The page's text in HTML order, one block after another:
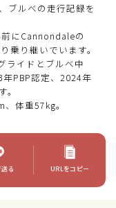
ブルべの走行記録を
にCannondaleの
乗り継いでいます。
ライドとブルベ中
PBP認定、2024年
体重57kg。
る URLをコピー